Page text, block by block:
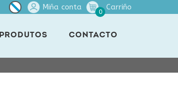
Miña conta
0
Carriño
PRODUTOS CONTACTO